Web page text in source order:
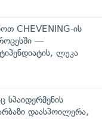
CHEVENING-ის
—
ლუკა
სპაიდერმენის
დაასპოილერა,